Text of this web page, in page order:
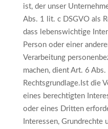
ist, der unser
Abs. 1 lit. c DSGVO als
dass lebenswichtige
Person oder einer
Verarbeitung
machen, dient Art. 6
Rechtsgrundlage.Ist die
eines berechtigten
oder eines Dritten
Interessen, Grundrechte